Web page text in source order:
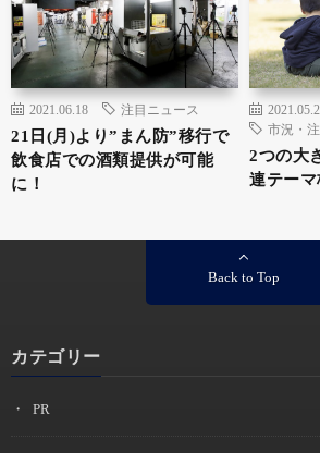
2021.06.18 注目ニュース
21日(月)より”まん防”移行で
飲食店での酒類提供が可能
に！
市況・
2つの大
連テーマ
Back to Top
カテゴリー
PR